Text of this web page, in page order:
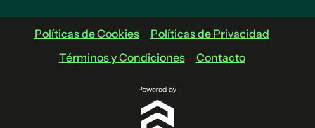
Políticas de Cookies
Políticas de Privacidad
Términos y Condiciones
Contacto